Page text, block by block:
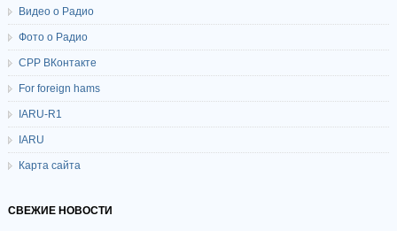
Видео о Радио
Фото о Радио
СРР ВКонтакте
For foreign hams
IARU-R1
IARU
Карта сайта
СВЕЖИЕ НОВОСТИ